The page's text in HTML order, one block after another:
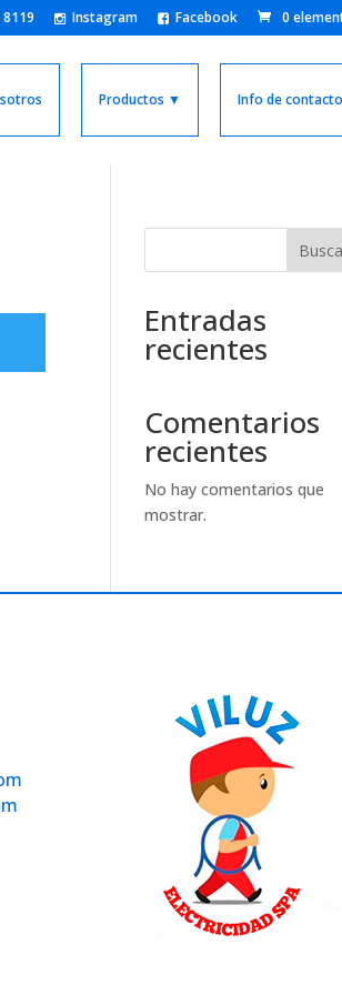
Instagram Facebook 0
Productos ▼ Info de contacto
Entradas
recientes
Comentarios
recientes
No hay comentarios que
mostrar.